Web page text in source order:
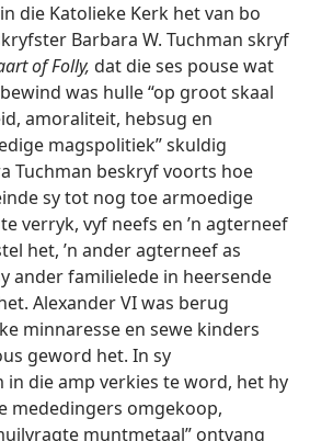
die Katolieke Kerk het van bo
Barbara W. Tuchman skryf
of Folly, dat die ses pouse wat
was hulle “op groot skaal
amoraliteit, hebsug en
magspolitiek” skuldig
Tuchman beskryf voorts hoe
sy tot nog toe armoedige
verryk, vyf neefs en ’n agterneef
het, ’n ander agterneef as
ander familielede in heersende
Alexander VI was berug
minnaresse en sewe kinders
geword het. In sy
in die amp verkies te word, het hy
mededingers omgekoop,
muntmetaal” ontvang